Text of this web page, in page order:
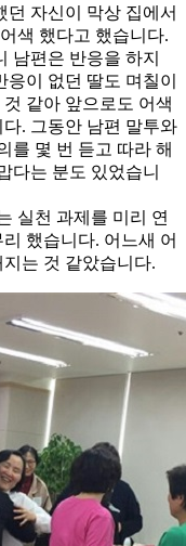
자신이 막상 집에서
색 했다고 했습니다.
남편은 반응을 하지
이 없던 딸도 며칠이
같아 앞으로도 어색
. 그동안 남편 말투와
를 몇 번 듣고 따라 해
다는 분도 있었습니
실천 과제를 미리 연
했습니다. 어느새 어
는 것 같았습니다.